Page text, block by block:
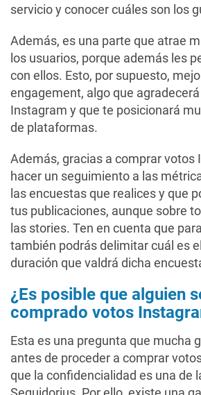
servicio y conocer cuáles son los
Además, es una parte que atrae
los usuarios, porque además les
con ellos. Esto, por supuesto,
engagement, algo que
Instagram y que te posicionará
de plataformas.
Además, gracias a comprar votos
hacer un seguimiento a las
las encuestas que realices y que
tus publicaciones, aunque sobre
las stories. Ten en cuenta que
también podrás delimitar cuál es
duración que valdrá dicha
¿Es posible que alguien
comprado votos
Esta es una pregunta que mucha
antes de proceder a comprar
que la confidencialidad es una de